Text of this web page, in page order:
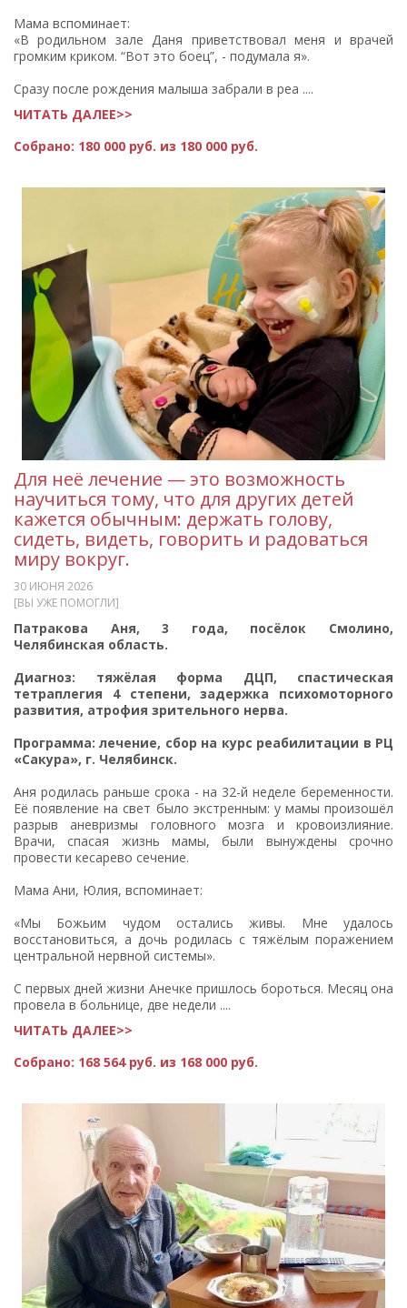
Мама вспоминает:
«В родильном зале Даня приветствовал меня и врачей
громким криком. “Вот это боец”, - подумала я».
Сразу после рождения малыша забрали в реа ....
ЧИТАТЬ ДАЛЕЕ>>
Собрано: 180 000 руб. из 180 000 руб.
Для неё лечение — это возможность
научиться тому, что для других детей
кажется обычным: держать голову,
сидеть, видеть, говорить и радоваться
миру вокруг.
30 ИЮНЯ 2026
[ВЫ УЖЕ ПОМОГЛИ]
Патракова Аня, 3 года, посёлок Смолино,
Челябинская область.
Диагноз: тяжёлая форма ДЦП, спастическая
тетраплегия 4 степени, задержка психомоторного
развития, атрофия зрительного нерва.
Программа: лечение, сбор на курс реабилитации в РЦ
«Сакура», г. Челябинск.
Аня родилась раньше срока - на 32-й неделе беременности.
Её появление на свет было экстренным: у мамы произошёл
разрыв аневризмы головного мозга и кровоизлияние.
Врачи, спасая жизнь мамы, были вынуждены срочно
провести кесарево сечение.
Мама Ани, Юлия, вспоминает:
«Мы Божьим чудом остались живы. Мне удалось
восстановиться, а дочь родилась с тяжёлым поражением
центральной нервной системы».
С первых дней жизни Анечке пришлось бороться. Месяц она
провела в больнице, две недели ....
ЧИТАТЬ ДАЛЕЕ>>
Собрано: 168 564 руб. из 168 000 руб.